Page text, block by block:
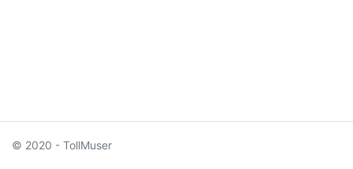
© 2020 - TollMuser